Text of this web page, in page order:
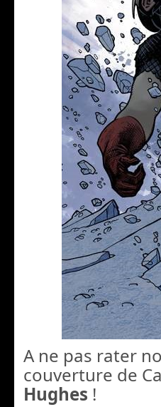
A ne pas rater
couverture de
Hughes !